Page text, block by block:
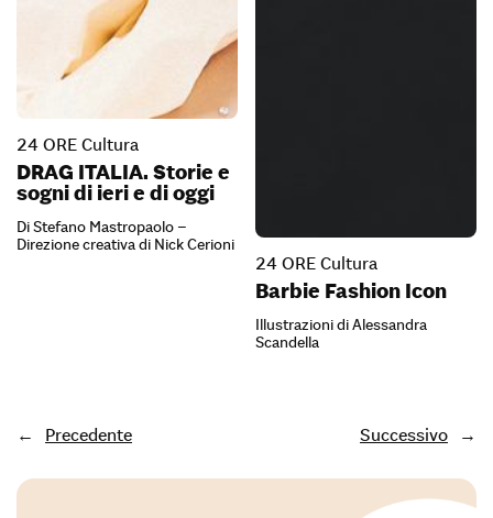
24 ORE Cultura
DRAG ITALIA. Storie e
sogni di ieri e di oggi
Di Stefano Mastropaolo –
Direzione creativa di Nick Cerioni
24 ORE Cultura
Barbie Fashion Icon
Illustrazioni di Alessandra
Scandella
← Precedente Successivo →